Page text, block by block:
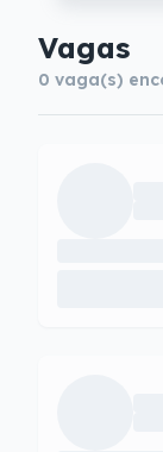
Vagas
0 vaga(s)